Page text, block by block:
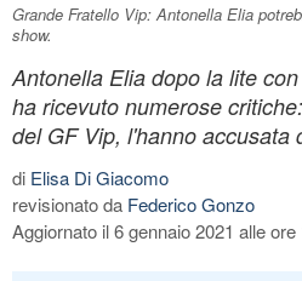
Grande Fratello Vip: Antonella Elia
show.
Antonella Elia dopo la lite
ha ricevuto numerose
del GF Vip, l'hanno accusata
di Elisa Di Giacomo
revisionato da Federico Gonzo
Aggiornato il 6 gennaio 2021 alle ore